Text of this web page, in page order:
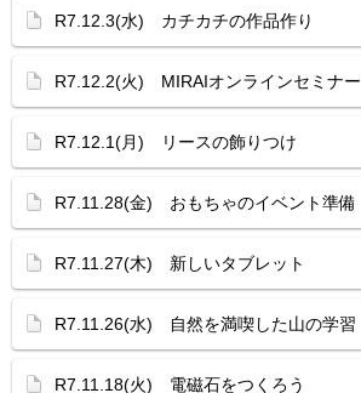
R7.12.3(水) カチカチの作品作り
R7.12.2(火) MIRAIオンラインセミナー
R7.12.1(月) リースの飾りつけ
R7.11.28(金) おもちゃのイベント準備
R7.11.27(木) 新しいタブレット
R7.11.26(水) 自然を満喫した山の学習
R7.11.18(火) 電磁石をつくろう